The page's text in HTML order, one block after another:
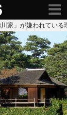
家」が嫌われている